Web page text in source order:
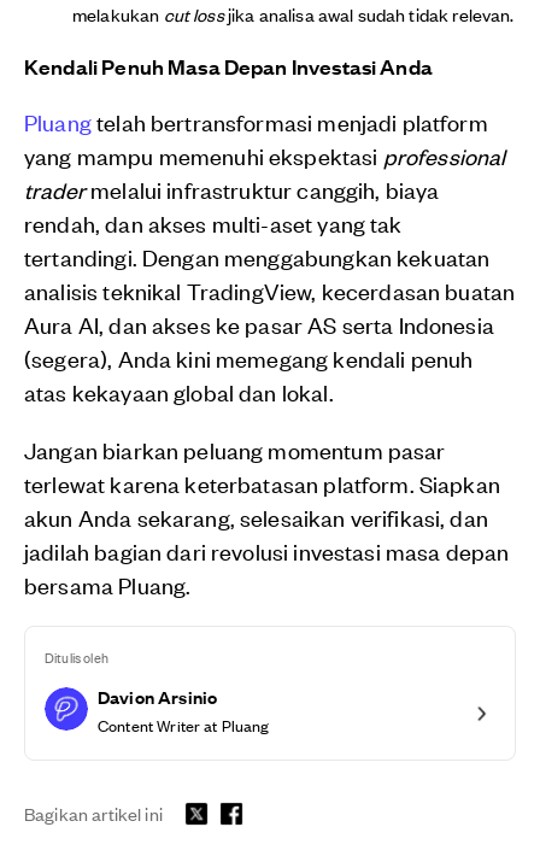
melakukan cut lossjika analisa awal sudah tidak relevan.
Kendali Penuh Masa Depan Investasi Anda
Pluangtelah bertransformasi menjadi platform
yang mampu memenuhi ekspektasi professional
tradermelalui infrastruktur canggih, biaya
rendah, dan akses multi-aset yang tak
tertandingi. Dengan menggabungkan kekuatan
analisis teknikal TradingView, kecerdasan buatan
Aura AI, dan akses ke pasar AS serta Indonesia
(segera), Anda kini memegang kendali penuh
atas kekayaan global dan lokal.
Jangan biarkan peluang momentum pasar
terlewat karena keterbatasan platform. Siapkan
akun Anda sekarang, selesaikan verifikasi, dan
jadilah bagian dari revolusi investasi masa depan
bersama Pluang.
Ditulis oleh
Davion Arsinio
Content Writer at Pluang
Bagikan artikel ini